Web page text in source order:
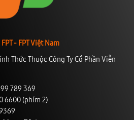
- FPT Việt Nam
Thức Thuộc Công Ty Cổ Phần Viễn
789 369
6600(phím 2)